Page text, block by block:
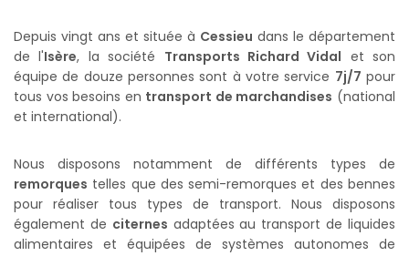
Depuis vingt ans et située à Cessieu dans le département
de l'Isère, la société Transports Richard Vidal et son
équipe de douze personnes sont à votre service 7j/7 pour
tous vos besoins en transport de marchandises (national
et international).
Nous disposons notamment de différents types de
remorques telles que des semi-remorques et des bennes
pour réaliser tous types de transport. Nous disposons
également de citernes adaptées au transport de liquides
alimentaires et équipées de systèmes autonomes de